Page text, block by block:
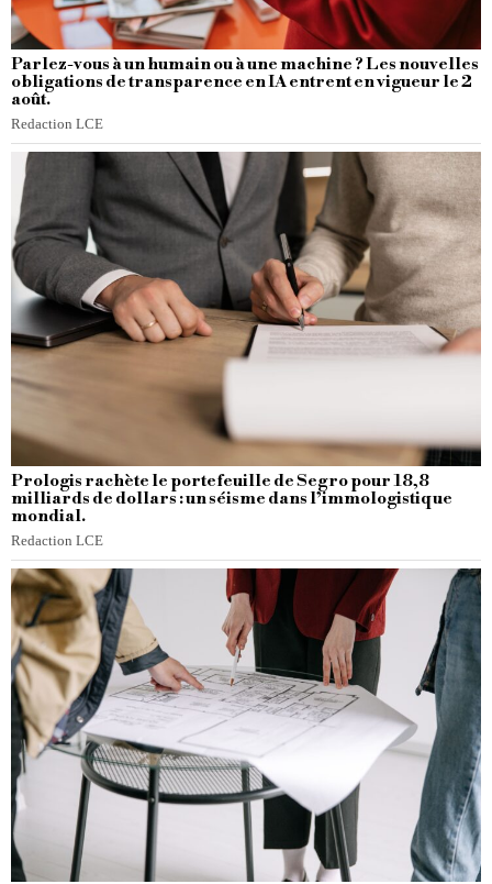
Parlez-vous à un humain ou à une machine ? Les nouvelles
obligations de transparence en IA entrent en vigueur le 2
août.
Redaction LCE
Prologis rachète le portefeuille de Segro pour 18,8
milliards de dollars : un séisme dans l’immologistique
mondial.
Redaction LCE